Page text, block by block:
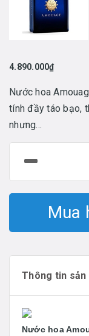
4.890.000₫
Nước hoa
tính đầy táo bạo,
nhưng...
Mua
Thông tin sản
Nước hoa